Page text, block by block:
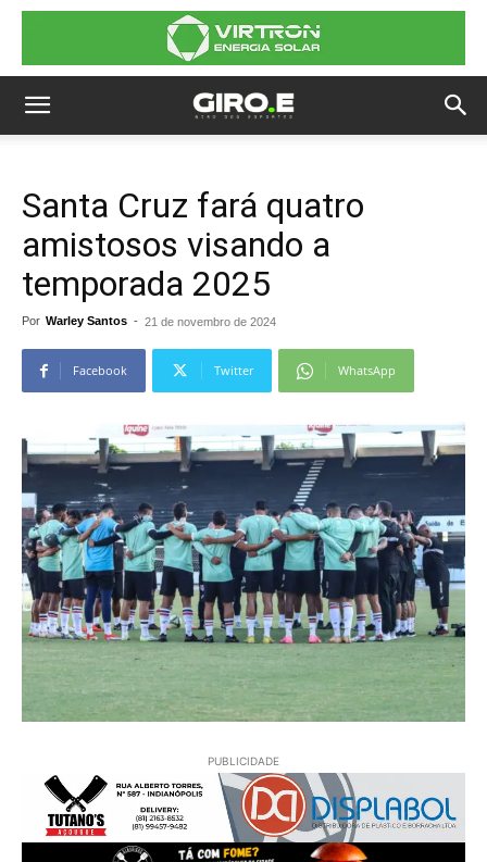
Santa Cruz fará quatro
amistosos visando a
temporada 2025
Por Warley Santos - 21 de novembro de 2024
Facebook Twitter WhatsApp
PUBLICIDADE